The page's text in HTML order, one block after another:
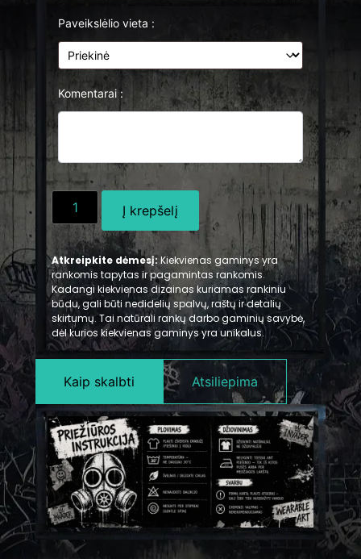
Paveikslėlio vieta :
Komentarai :
Į krepšelį
Atkreipkite dėmesį:Kiekvienas gaminys yra
rankomis tapytas ir pagamintas rankomis.
Kadangi kiekvienas dizainas kuriamas rankiniu
būdu, gali būti nedidelių spalvų, raštų ir detalių
skirtumų. Tai natūrali rankų darbo gaminių savybė,
dėl kurios kiekvienas gaminys yra unikalus.
Kaip skalbti Atsiliepima